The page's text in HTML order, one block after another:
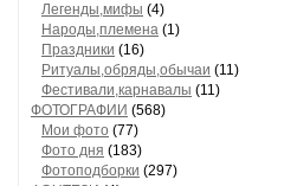
Легенды,мифы (4)
Народы,племена (1)
Праздники (16)
Ритуалы,обряды,обычаи (11)
Фестивали,карнавалы (11)
ФОТОГРАФИИ (568)
Мои фото (77)
Фото дня (183)
Фотоподборки (297)